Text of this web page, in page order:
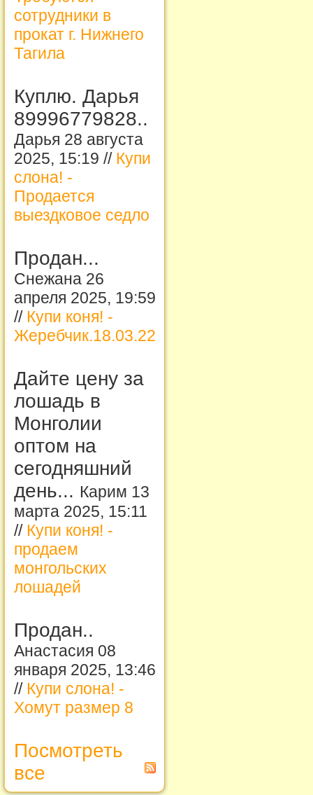
сотрудники в
прокат г. Нижнего
Тагила
Куплю. Дарья
89996779828..
Дарья 28 августа
2025, 15:19 // Купи
слона! -
Продается
выездковое седло
Продан...
Снежана 26
апреля 2025, 19:59
// Купи коня! -
Жеребчик.18.03.22
Дайте цену за
лошадь в
Монголии
оптом на
сегодняшний
день... Карим 13
марта 2025, 15:11
// Купи коня! -
продаем
монгольских
лошадей
Продан..
Анастасия 08
января 2025, 13:46
// Купи слона! -
Хомут размер 8
Посмотреть
все